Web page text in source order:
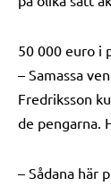
50 000 euro i
– Samassa
Fredriksson
de pengarna.
– Sådana här